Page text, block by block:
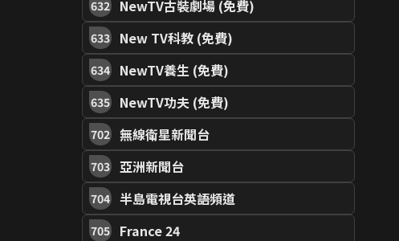
632 NewTV古裝劇場 (免費)
633 New TV科教 (免費)
634 NewTV養生 (免費)
635 NewTV功夫 (免費)
702 無線衛星新聞台
703 亞洲新聞台
704 半島電視台英語頻道
705 France 24